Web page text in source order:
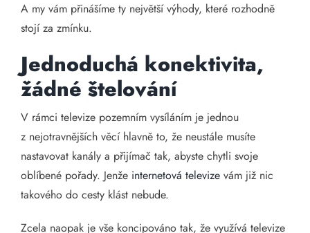
A my vám přinášíme ty největší výhody, které rozhodně
stojí za zmínku.
Jednoduchá konektivita,
žádné štelování
V rámci televize pozemním vysíláním je jednou
z nejotravnějších věcí hlavně to, že neustále musíte
nastavovat kanály a přijímač tak, abyste chytli svoje
oblíbené pořady. Jenže internetová televize vám již nic
takového do cesty klást nebude.
Zcela naopak je vše koncipováno tak, že využívá televize